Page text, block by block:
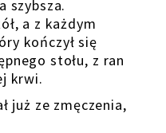
szybsza.
a z każdym
kończył się
stołu, z ran
krwi.
już ze zmęczenia,